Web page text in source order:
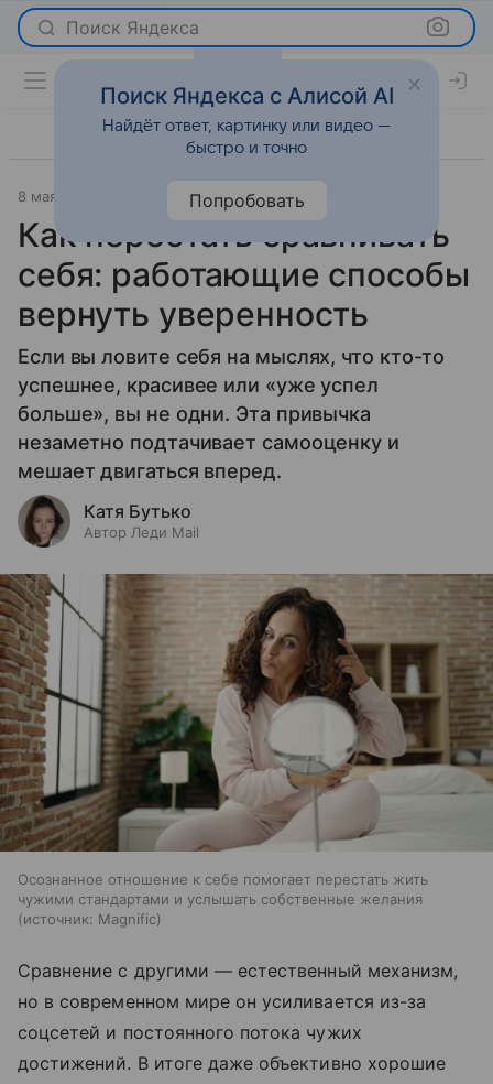
Поиск Яндекса
8 мая 2026 Лайфхаки
Как перестать сравнивать
себя: работающие способы
вернуть уверенность
Если вы ловите себя на мыслях, что кто-то
успешнее, красивее или «уже успел
больше», вы не одни. Эта привычка
незаметно подтачивает самооценку и
мешает двигаться вперед.
Катя Бутько
Автор Леди Mail
Осознанное отношение к себе помогает перестать жить
чужими стандартами и услышать собственные желания
источник: Magnific
Сравнение с другими — естественный механизм,
но в современном мире он усиливается из-за
соцсетей и постоянного потока чужих
достижений. В итоге даже объективно хорошие
Поиск Яндекса с Алисой AI
Найдёт ответ, картинку или видео —
быстро и точно
Попробовать